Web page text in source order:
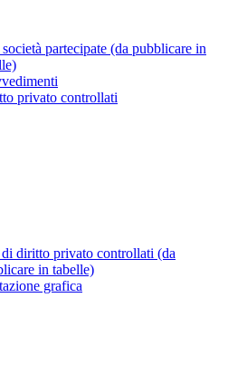
partecipate (da pubblicare in
privato controllati
diritto privato controllati (da
in tabelle)
grafica